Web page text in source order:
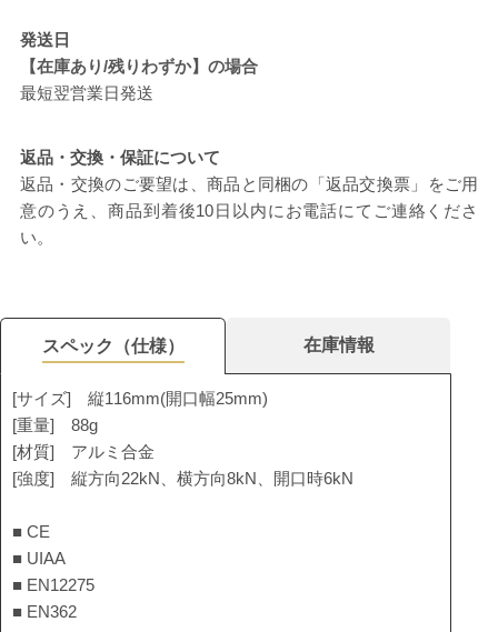
発送日
【在庫あり/残りわずか】の場合
最短翌営業日発送
返品・交換・保証について
返品・交換のご要望は、商品と同梱の「返品交換票」をご用
意のうえ、商品到着後10日以内にお電話にてご連絡くださ
い。
スペック（仕様） 在庫情報
[サイズ] 縦116mm(開口幅25mm)
[重量] 88g
[材質] アルミ合金
[強度] 縦方向22kN、横方向8kN、開口時6kN
■ CE
■ UIAA
■ EN12275
■ EN362